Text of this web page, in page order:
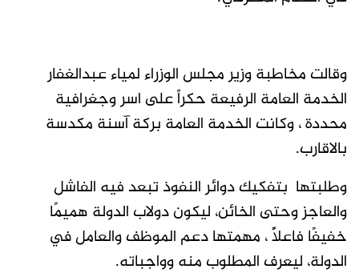
وقالت مخاطبة وزير مجلس الوزراء لمياء عبدالغفار
الخدمة العامة الرفيعة حكراً على اسر وجغرافية
محددة ، وكانت الخدمة العامة بركة آسنة مكدسة
بالاقارب.
وطلبتها بتفكيك دوائر النفوذ تبعد فيه الفاشل
والعاجز وحتى الخائن، ليكون دولاب الدولة هميمًا
خفيفًا فاعلاًً ، مهمتها دعم الموظف والعامل في
الدولة، ليعرف المطلوب منه وواجباته.